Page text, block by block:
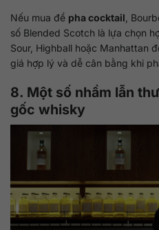
Nếu mua để pha cocktail,
số Blended Scotch là lựa chọn
Sour, Highball hoặc Manhattan
giá hợp lý và dễ cân bằng khi
8. Một số nhầm lẫn
gốc whisky